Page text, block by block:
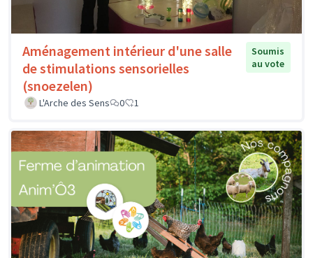
Aménagement intérieur d'une salle
de stimulations sensorielles
(snoezelen)
Soumis
au vote
L'Arche des Sens 0 1